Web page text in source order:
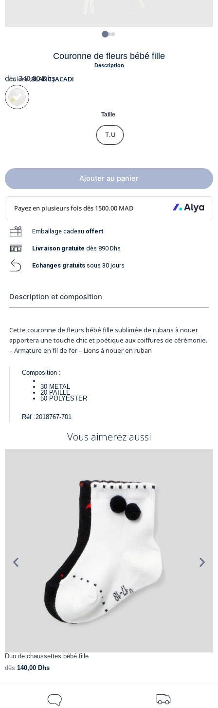
Couronne de fleurs bébé fille
Description
dès 340,00Dhs
Couleur :BLANC JACADI
Taille
T.U
Ajouter au panier
Emballage cadeau offert
Livraison gratuite dès 890 Dhs
Echanges gratuits sous 30 jours
Description et composition
Cette couronne de fleurs bébé fille sublimée de rubans à nouer
apportera une touche chic et poétique aux coiffures de cérémonie.
– Armature en fil de fer – Liens à nouer en ruban
Composition :
30 METAL
20 PAILLE
50 POLYESTER
Réf :2018767-701
Vous aimerez aussi
Duo de chaussettes bébé fille
dès 140,00 Dhs